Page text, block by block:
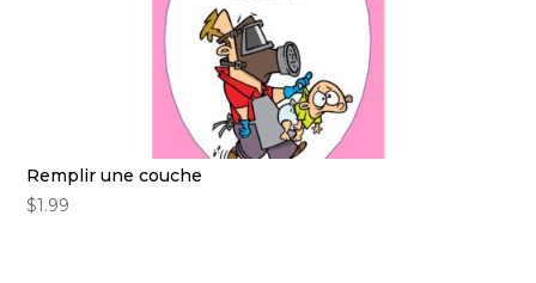
Remplir une couche
$1.99